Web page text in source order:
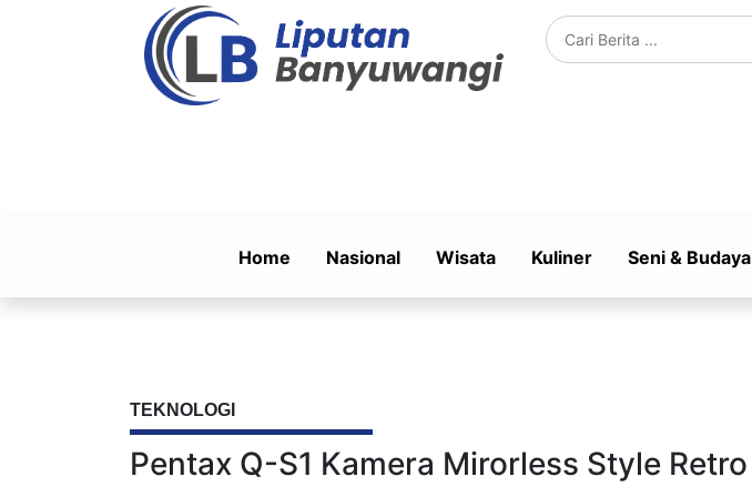
Home Nasional Wisata Kuliner Seni & Budaya
TEKNOLOGI
Pentax Q-S1 Kamera Mirorless Style Retro